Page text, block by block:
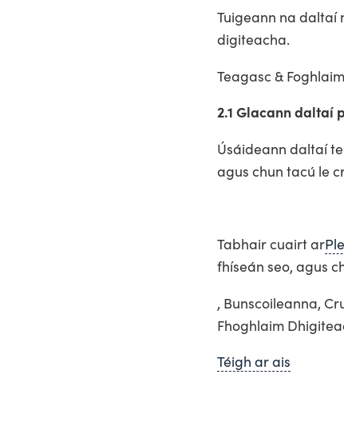
Tuigeann na daltaí
digiteacha.
Teagasc &
2.1 Glacann daltaí
Úsáideann daltaí
agus chun tacú le
Tabhair cuairt ar
fhíseán seo, agus
, Bunscoileanna,
Fhoghlaim
Téigh ar ais